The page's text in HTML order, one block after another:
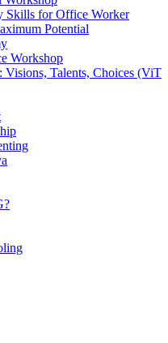
Skills for Office Worker
Potential
Workshop
Visions, Talents, Choices (ViT